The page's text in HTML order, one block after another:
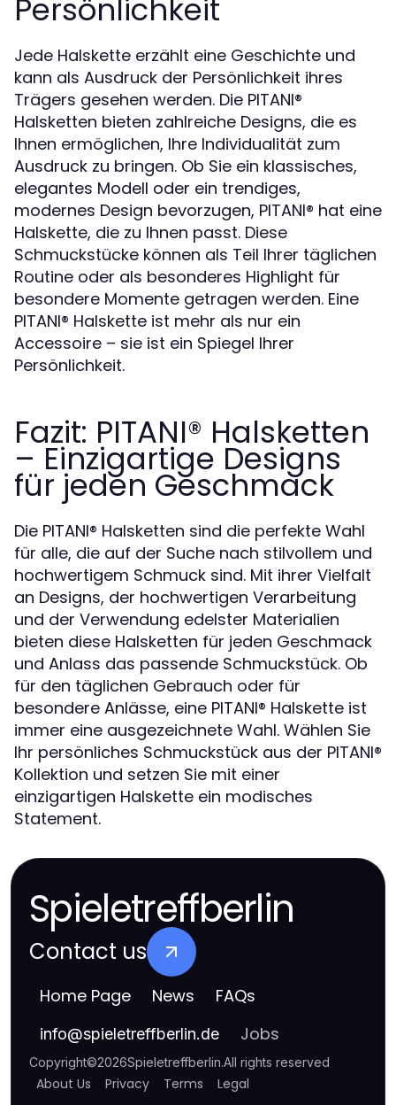
Persönlichkeit
Jede Halskette erzählt eine Geschichte und
kann als Ausdruck der Persönlichkeit ihres
Trägers gesehen werden. Die PITANI®️
Halsketten bieten zahlreiche Designs, die es
Ihnen ermöglichen, Ihre Individualität zum
Ausdruck zu bringen. Ob Sie ein klassisches,
elegantes Modell oder ein trendiges,
modernes Design bevorzugen, PITANI®️ hat eine
Halskette, die zu Ihnen passt. Diese
Schmuckstücke können als Teil Ihrer täglichen
Routine oder als besonderes Highlight für
besondere Momente getragen werden. Eine
PITANI®️ Halskette ist mehr als nur ein
Accessoire – sie ist ein Spiegel Ihrer
Persönlichkeit.
Fazit: PITANI®️ Halsketten
– Einzigartige Designs
für jeden Geschmack
Die PITANI®️ Halsketten sind die perfekte Wahl
für alle, die auf der Suche nach stilvollem und
hochwertigem Schmuck sind. Mit ihrer Vielfalt
an Designs, der hochwertigen Verarbeitung
und der Verwendung edelster Materialien
bieten diese Halsketten für jeden Geschmack
und Anlass das passende Schmuckstück. Ob
für den täglichen Gebrauch oder für
besondere Anlässe, eine PITANI®️ Halskette ist
immer eine ausgezeichnete Wahl. Wählen Sie
Ihr persönliches Schmuckstück aus der PITANI®️
Kollektion und setzen Sie mit einer
einzigartigen Halskette ein modisches
Statement.
Spieletreffberlin
Contact us
Home Page News FAQs
info@spieletreffberlin.de Jobs
Copyright©2026Spieletreffberlin.All rights reserved
About Us Privacy Terms Legal